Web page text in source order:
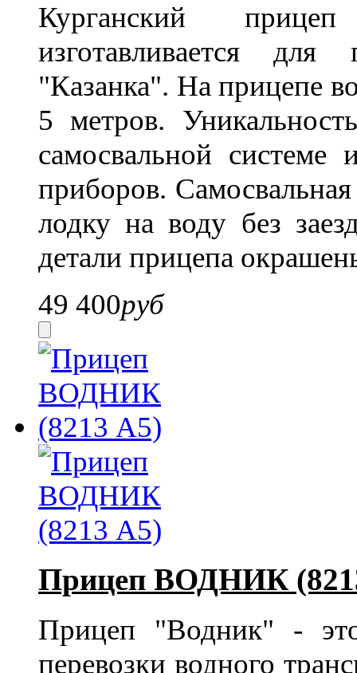
Курганский
изготавливается
"Казанка". На прицепе
5 метров.
самосвальной
приборов. Самосвальная
лодку на воду без
детали прицепа
49 400руб
Прицеп ВОДНИК
Прицеп "Водник" -
перевозки водного